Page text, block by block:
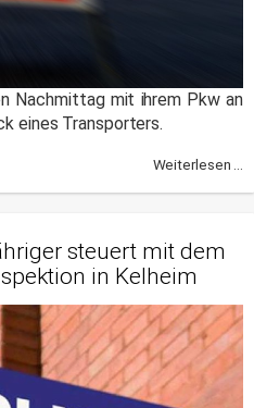
Nachmittag mit ihrem Pkw an
eines Transporters.
Weiterlesen ...
steuert mit dem
in Kelheim